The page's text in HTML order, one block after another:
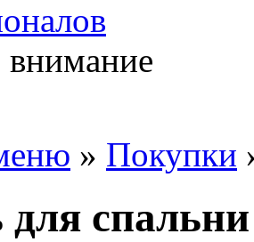
внимание
» Покупки
спальни